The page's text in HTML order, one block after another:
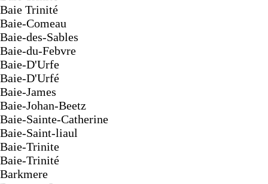
Baie Trinité
Baie-Comeau
Baie-des-Sables
Baie-du-Febvre
Baie-D'Urfe
Baie-D'Urfé
Baie-James
Baie-Johan-Beetz
Baie-Sainte-Catherine
Baie-Saint-liaul
Baie-Trinite
Baie-Trinité
Barkmere